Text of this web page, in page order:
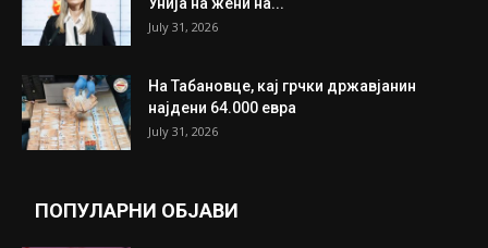
July 31, 2026
На Табановце, кај грчки државјанин
најдени 64.000 евра
July 31, 2026
ПОПУЛАРНИ ОБЈАВИ